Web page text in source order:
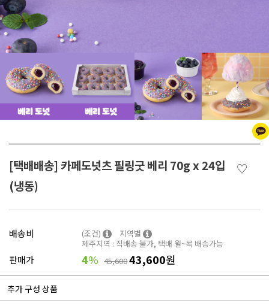
[택배배송] 카페도넛츠 필링굿 베리 70g x 24입
(냉동)
♡
배송비 (조건)
지역별
제주지역 : 직배송 불가, 택배 월~목 배송가능
판매가 4% 45,60043,600원
추가 구성 상품